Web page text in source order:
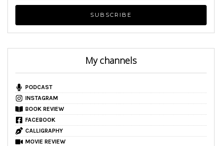
My channels
PODCAST
INSTAGRAM
BOOK REVIEW
FACEBOOK
CALLIGRAPHY
MOVIE REVIEW